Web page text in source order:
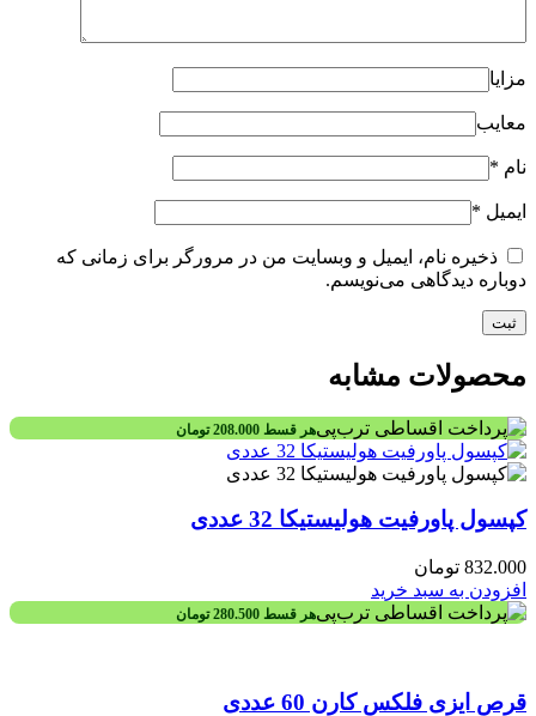
مزایا
معایب
نام *
ایمیل *
ذخیره نام، ایمیل و وبسایت من در مرورگر برای زمانی که
دوباره دیدگاهی می‌نویسم.
محصولات مشابه
هر قسط 208.000 تومان
کپسول پاورفیت هولیستیکا 32 عددی
832.000 تومان
افزودن به سبد خرید
هر قسط 280.500 تومان
قرص ایزی فلکس کارن 60 عددی